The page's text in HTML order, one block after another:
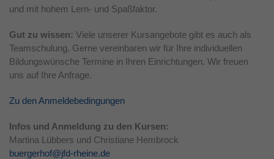
und mit hohem Lern- und Spaßfaktor.
Gut zu wissen: Viele unserer Kursangebote gibt es auch als
Teamschulung. Gerne vereinbaren wir für Ihre individuellen
Bildungswünsche Termine in Ihren Einrichtungen. Wir freuen
uns auf Ihre Anfrage.
Zu den Anmeldebedingungen
Infos und Anmeldung zu den Kursen:
Martina Lübbers und Christiane Hembrock
buergerhof@jfd-rheine.de
Zweck
Dieses Cookie wird verwendet, um Ihre
Cookie-Einstellungen für diese Website zu
speichern.